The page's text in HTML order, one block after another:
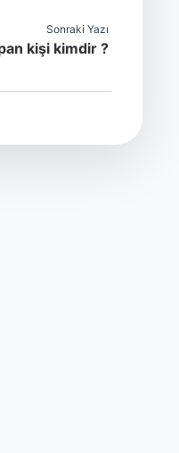
Sonraki Yazı
kişi kimdir ?